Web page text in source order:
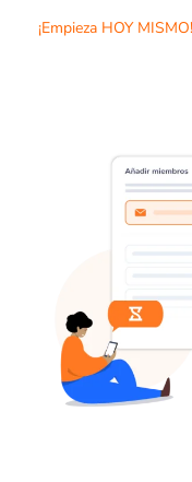
¡Empieza HOY MISMO!